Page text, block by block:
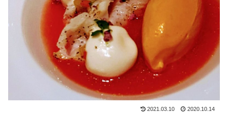
2021.03.10 2020.10.14